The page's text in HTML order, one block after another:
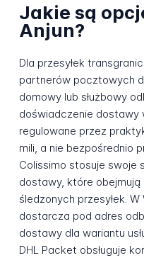
Jakie są
Anjun?
Dla przesyłek
partnerów pocztowych
domowy lub służbowy
doświadczenie dostawy
regulowane przez
mili, a nie bezpośrednio
Colissimo stosuje swoje
dostawy, które
śledzonych przesyłek.
dostarcza pod adres
dostawy dla wariantu
DHL Packet obsługuje